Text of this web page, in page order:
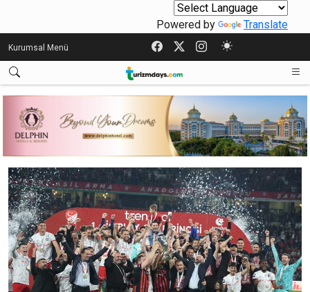
Powered by Translate
Kurumsal Menü